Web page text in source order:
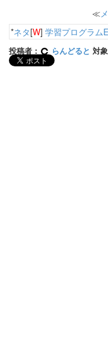
≪
*ネタ[W] 学習プログラム
投稿者： らんどると 対